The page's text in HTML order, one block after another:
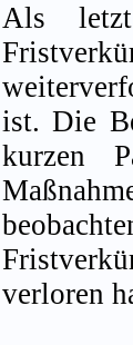
Als
ist. Die
kurzen
verloren